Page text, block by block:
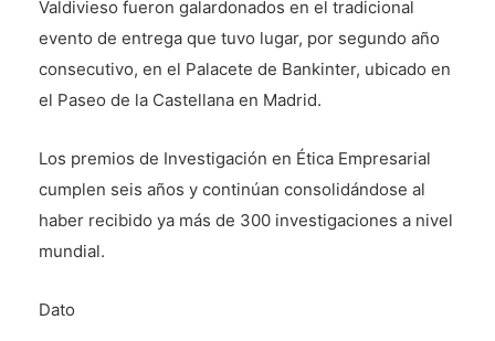
Valdivieso fueron galardonados en el tradicional
evento de entrega que tuvo lugar, por segundo año
consecutivo, en el Palacete de Bankinter, ubicado en
el Paseo de la Castellana en Madrid.
Los premios de Investigación en Ética Empresarial
cumplen seis años y continúan consolidándose al
haber recibido ya más de 300 investigaciones a nivel
mundial.
Dato